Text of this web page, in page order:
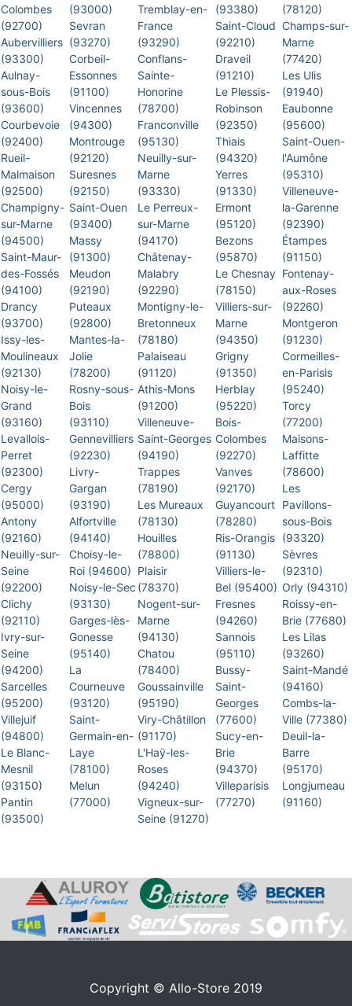
Colombes
(92700)
Aubervilliers
(93300)
Aulnay-
sous-Bois
(93600)
Courbevoie
(92400)
Rueil-
Malmaison
(92500)
Champigny-
sur-Marne
(94500)
Saint-Maur-
des-Fossés
(94100)
Drancy
(93700)
Issy-les-
Moulineaux
(92130)
Noisy-le-
Grand
(93160)
Levallois-
Perret
(92300)
Cergy
(95000)
Antony
(92160)
Neuilly-sur-
Seine
(92200)
Clichy
(92110)
Ivry-sur-
Seine
(94200)
Sarcelles
(95200)
Villejuif
(94800)
Le Blanc-
Mesnil
(93150)
Pantin
(93500)
(93000)
Sevran
(93270)
Corbeil-
Essonnes
(91100)
Vincennes
(94300)
Montrouge
(92120)
Suresnes
(92150)
Saint-Ouen
(93400)
Massy
(91300)
Meudon
(92190)
Puteaux
(92800)
Mantes-la-
Jolie
(78200)
Rosny-sous-
Bois
(93110)
Gennevilliers
(92230)
Livry-
Gargan
(93190)
Alfortville
(94140)
Choisy-le-
Roi (94600)
Noisy-le-Sec
(93130)
Garges-lès-
Gonesse
(95140)
La
Courneuve
(93120)
Saint-
Germain-en-
Laye
(78100)
Melun
(77000)
Tremblay-en-
France
(93290)
Conflans-
Sainte-
Honorine
(78700)
Franconville
(95130)
Neuilly-sur-
Marne
(93330)
Le Perreux-
sur-Marne
(94170)
Châtenay-
Malabry
(92290)
Montigny-le-
Bretonneux
(78180)
Palaiseau
(91120)
Athis-Mons
(91200)
Villeneuve-
Saint-Georges
(94190)
Trappes
(78190)
Les Mureaux
(78130)
Houilles
(78800)
Plaisir
(78370)
Nogent-sur-
Marne
(94130)
Chatou
(78400)
Goussainville
(95190)
Viry-Châtillon
(91170)
L'Haÿ-les-
Roses
(94240)
Vigneux-sur-
Seine (91270)
(93380)
Saint-Cloud
(92210)
Draveil
(91210)
Le Plessis-
Robinson
(92350)
Thiais
(94320)
Yerres
(91330)
Ermont
(95120)
Bezons
(95870)
Le Chesnay
(78150)
Villiers-sur-
Marne
(94350)
Grigny
(91350)
Herblay
(95220)
Bois-
Colombes
(92270)
Vanves
(92170)
Guyancourt
(78280)
Ris-Orangis
(91130)
Villiers-le-
Bel (95400)
Fresnes
(94260)
Sannois
(95110)
Bussy-
Saint-
Georges
(77600)
Sucy-en-
Brie
(94370)
Villeparisis
(77270)
(78120)
Champs-sur-
Marne
(77420)
Les Ulis
(91940)
Eaubonne
(95600)
Saint-Ouen-
l'Aumône
(95310)
Villeneuve-
la-Garenne
(92390)
Étampes
(91150)
Fontenay-
aux-Roses
(92260)
Montgeron
(91230)
Cormeilles-
en-Parisis
(95240)
Torcy
(77200)
Maisons-
Laffitte
(78600)
Les
Pavillons-
sous-Bois
(93320)
Sèvres
(92310)
Orly (94310)
Roissy-en-
Brie (77680)
Les Lilas
(93260)
Saint-Mandé
(94160)
Combs-la-
Ville (77380)
Deuil-la-
Barre
(95170)
Longjumeau
(91160)
Copyright © Allo-Store 2019